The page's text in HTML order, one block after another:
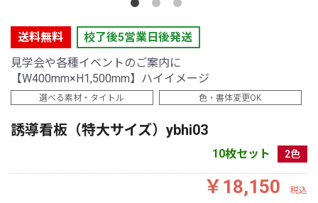
送料無料
校了後5営業日後発送
見学会や各種イベントのご案内に
【W400mm×H1,500mm】ハイイメージ
選べる素材・タイトル 色・書体変更OK
誘導看板（特大サイズ）ybhi03
10枚セット 2色
￥18,150
税込